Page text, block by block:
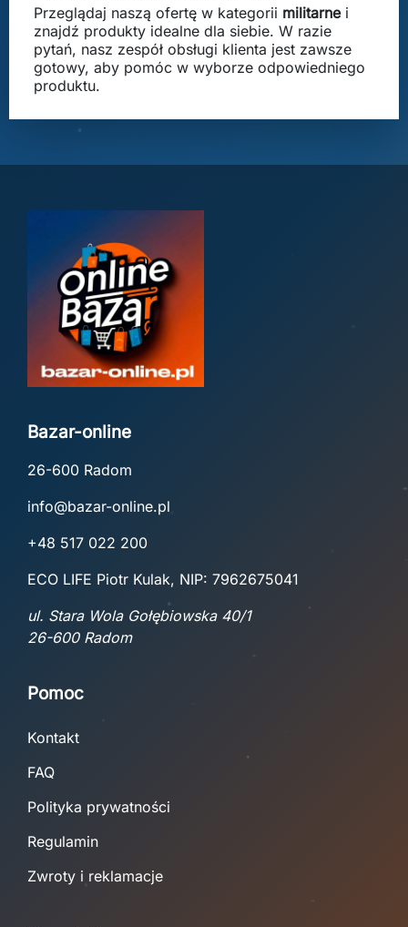
Przeglądaj naszą ofertę w kategorii militarnei
znajdź produkty idealne dla siebie. W razie
pytań, nasz zespół obsługi klienta jest zawsze
gotowy, aby pomóc w wyborze odpowiedniego
produktu.
Bazar-online
26-600 Radom
info@bazar-online.pl
+48 517 022 200
ECO LIFE Piotr Kulak, NIP: 7962675041
ul. Stara Wola Gołębiowska 40/1
26-600 Radom
Pomoc
Kontakt
FAQ
Polityka prywatności
Regulamin
Zwroty i reklamacje